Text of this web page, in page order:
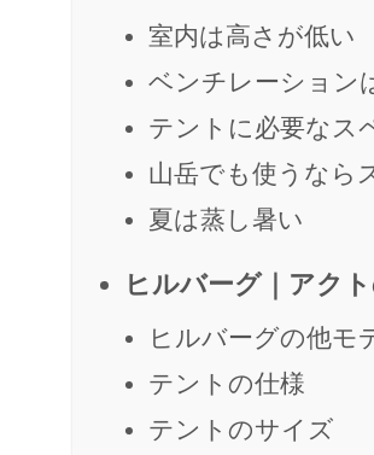
室内は高さが低い
ベンチレーション
テントに必要なス
山岳でも使うなら
夏は蒸し暑い
ヒルバーグ｜アク
ヒルバーグの他モ
テントの仕様
テントのサイズ